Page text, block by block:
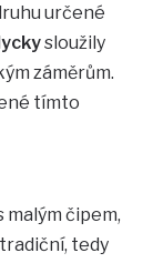
určené
sloužily
záměrům.
tímto
čipem,
tedy